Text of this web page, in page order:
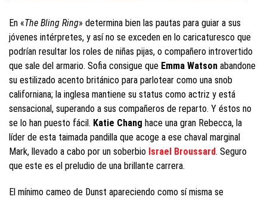
En «The Bling Ring» determina bien las pautas para guiar a sus
jóvenes intérpretes, y así no se exceden en lo caricaturesco que
podrían resultar los roles de niñas pijas, o compañero introvertido
que sale del armario. Sofia consigue que Emma Watson abandone
su estilizado acento británico para parlotear como una snob
californiana; la inglesa mantiene su status como actriz y está
sensacional, superando a sus compañeros de reparto. Y éstos no
se lo han puesto fácil. Katie Chang hace una gran Rebecca, la
líder de esta taimada pandilla que acoge a ese chaval marginal
Mark, llevado a cabo por un soberbio Israel Broussard. Seguro
que este es el preludio de una brillante carrera.
El mínimo cameo de Dunst apareciendo como sí misma se